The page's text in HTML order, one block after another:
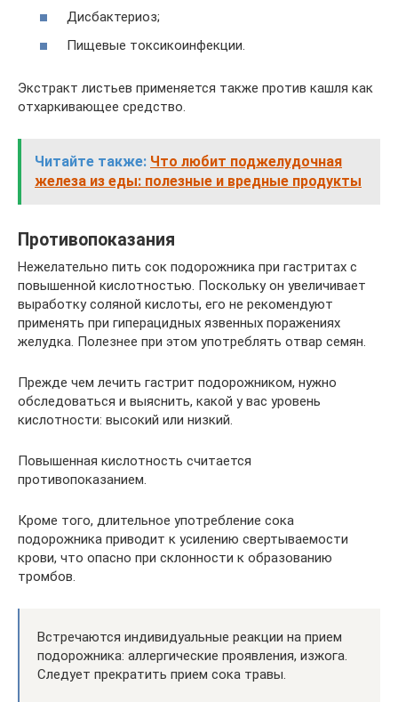
Дисбактериоз;
Пищевые токсикоинфекции.
Экстракт листьев применяется также против кашля как
отхаркивающее средство.
Читайте также: Что любит поджелудочная
железа из еды: полезные и вредные продукты
Противопоказания
Нежелательно пить сок подорожника при гастритах с
повышенной кислотностью. Поскольку он увеличивает
выработку соляной кислоты, его не рекомендуют
применять при гиперацидных язвенных поражениях
желудка. Полезнее при этом употреблять отвар семян.
Прежде чем лечить гастрит подорожником, нужно
обследоваться и выяснить, какой у вас уровень
кислотности: высокий или низкий.
Повышенная кислотность считается
противопоказанием.
Кроме того, длительное употребление сока
подорожника приводит к усилению свертываемости
крови, что опасно при склонности к образованию
тромбов.
Встречаются индивидуальные реакции на прием
подорожника: аллергические проявления, изжога.
Следует прекратить прием сока травы.